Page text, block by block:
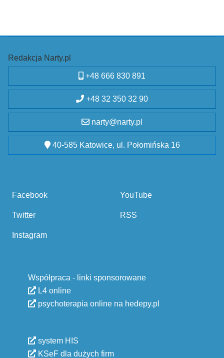
Redakcja Narty.pl
+48 666 830 891
+48 32 350 32 90
narty@narty.pl
40-585 Katowice, ul. Połomińska 16
Facebook
Twitter
Instagram
YouTube
RSS
Współpraca - linki sponsorowane
L4 online
psychoterapia online na hedepy.pl
system HIS
KSeF dla dużych firm